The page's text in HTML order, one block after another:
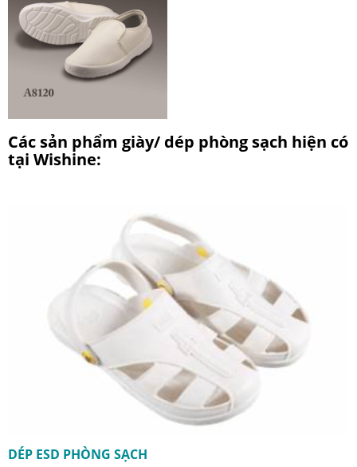
Các sản phẩm giày/ dép phòng sạch hiện có
tại Wishine:
DÉP ESD PHÒNG SẠCH